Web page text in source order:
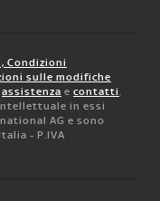
Condizioni
sulle modifiche
assistenza e contatti.
in essi
AG e sono
- P.IVA